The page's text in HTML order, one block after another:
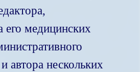
его медицинских
автора нескольких